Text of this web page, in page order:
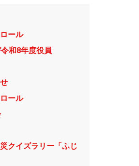
ール
和8年度役員
ール
クイズラリー「ふじ